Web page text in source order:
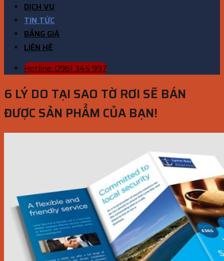
DỊCH VỤ
TIN TỨC
BẢNG GIÁ
LIÊN HỆ
Hotline: 0961 345 997
6 LÝ DO TẠI SAO TỜ RƠI SẼ BÁN
ĐƯỢC SẢN PHẨM CỦA BẠN!